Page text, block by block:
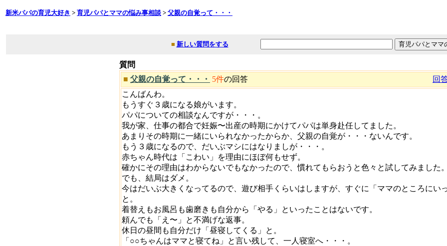
新米パパの育児大好き > 育児パパとママの悩み事相談 > 父親の自覚って・・・
■ 新しい質問をする
質問
■ 父親の自覚って・・・ 5件の回答
回
こんばんわ。
もうすぐ３歳になる娘がいます。
パパについての相談なんですが・・・。
我が家、仕事の都合で妊娠〜出産の時期にかけてパパは単身赴任してました。
あまりその時期に一緒にいられなかったからか、父親の自覚が・・・ないんです。
もう３歳になるので、だいぶマシにはなりましが・・・。
赤ちゃん時代は「こわい」を理由にほぼ何もせず。
確かにその理由はわからないでもなかったので、慣れてもらおうと色々と試してみました。
でも、結局はダメ。
今はだいぶ大きくなってるので、遊び相手くらいはしますが、すぐに「ママのところにいっ
と。
着替えもお風呂も歯磨きも自分から「やる」といったことはないです。
頼んでも「え〜」と不満げな返事。
休日の昼間も自分だけ「昼寝してくる」と。
「○○ちゃんはママと寝てね」と言い残して、一人寝室へ・・・。